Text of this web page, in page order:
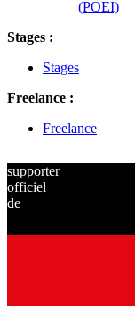
(POEI)
Stages :
Stages
Freelance :
Freelance
supporter
officiel
de